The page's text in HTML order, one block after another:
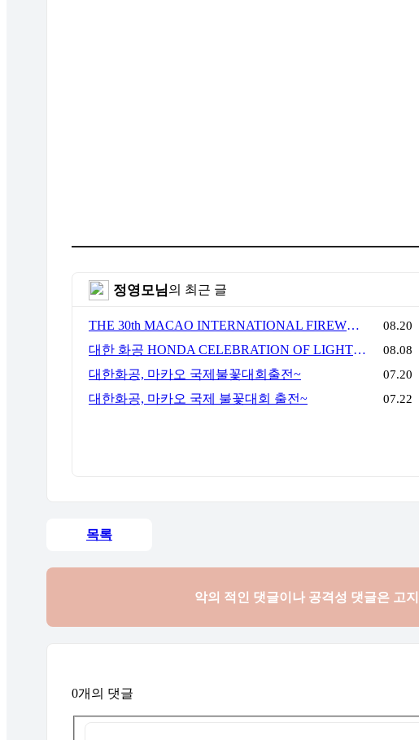
정영모님의 최근 글
THE 30th MACAO INTERNATIONAL FIREWORKS DISPLAY CONTEST 08.20
대한 화공 HONDA CELEBRATION OF LIGHT VANCOUVER 2018 국제 불꽃대회 우승 08.08
대한화공, 마카오 국제불꽃대회출전~ 07.20
대한화공, 마카오 국제 불꽃대회 출전~ 07.22
목록
악의 적인 댓글이나 공격성 댓글은 고
0개의 댓글